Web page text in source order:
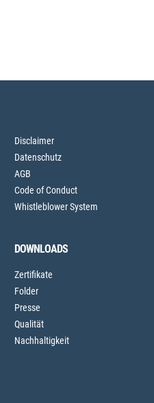
Disclaimer
Datenschutz
AGB
Code of Conduct
Whistleblower System
DOWNLOADS
Zertifikate
Folder
Presse
Qualität
Nachhaltigkeit